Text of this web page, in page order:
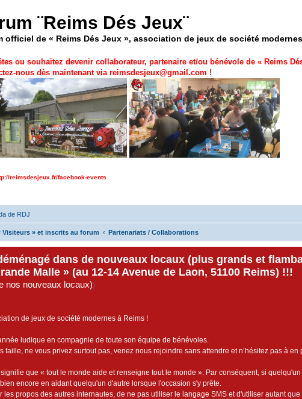
¨Reims Dés Jeux¨
officiel de « Reims Dés Jeux », association de jeux de société
ou souhaitez devenir collaborateur, partenaire et/ou bénévole de « Reims
nous dès maintenant via reimsdesjeux@gmail.com !
reimsdesjeux.fr/facebook-events
de RDJ
Visiteurs » et inscrits au forum Partenariats / Collaborations
dans de nouveaux locaux (plus grands et
Malle » (au 12-14 Avenue de Laon, 51100 Reims) !!!
nos nouveaux locaux))
de jeux de société modernes à Reims !
ludique en compagnie de toute son équipe de bénévoles.
ne vous privez surtout pas, venez nous rejoindre sans attendre et n’hésitez pas à en
que « tout le monde aide et renseigne tout le monde ». Par conséquent, si
encore en aidant quelqu'un d'autre lorsque l'occasion s'y prête.
propos des autres internautes, de ne pas utiliser le langage SMS et d'utiliser autant